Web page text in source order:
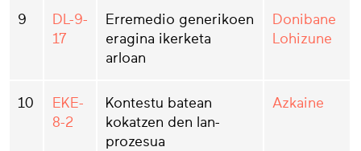
9
DL-9-
17
Erremedio generikoen
eragina ikerketa
arloan
Donibane
Lohizune
10
EKE-
8-2
Kontestu batean
kokatzen den lan-
prozesua
Azkaine